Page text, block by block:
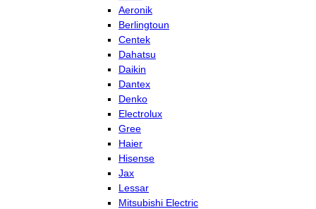
Aeronik
Berlingtoun
Centek
Dahatsu
Daikin
Dantex
Denko
Electrolux
Gree
Haier
Hisense
Jax
Lessar
Mitsubishi Electric